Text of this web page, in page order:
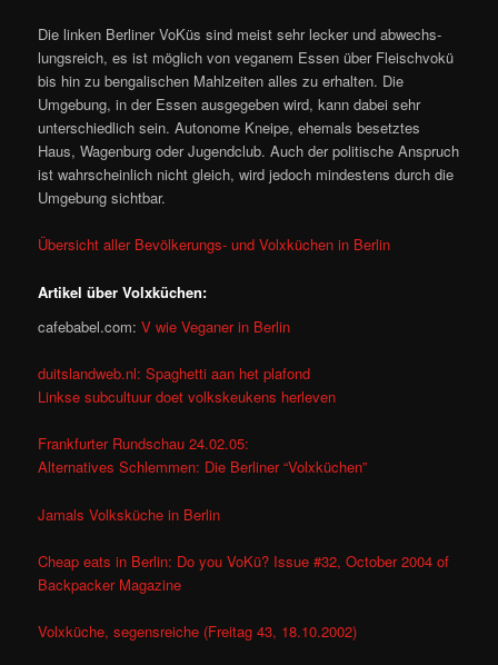
Die linken Berliner VoKüs sind meist sehr lecker und abwechs-
lungsreich, es ist möglich von veganem Essen über Fleischvokü
bis hin zu bengalischen Mahlzeiten alles zu erhalten. Die
Umgebung, in der Essen ausgegeben wird, kann dabei sehr
unterschiedlich sein. Autonome Kneipe, ehemals besetztes
Haus, Wagenburg oder Jugendclub. Auch der politische Anspruch
ist wahrscheinlich nicht gleich, wird jedoch mindestens durch die
Umgebung sichtbar.
Übersicht aller Bevölkerungs- und Volxküchen in Berlin
Artikel über Volxküchen:
cafebabel.com:V wie Veganer in Berlin
duitslandweb.nl: Spaghetti aan het plafond
Linkse subcultuur doet volkskeukens herleven
Frankfurter Rundschau 24.02.05:
Alternatives Schlemmen: Die Berliner “Volxküchen”
Jamals Volksküche in Berlin
Cheap eats in Berlin: Do you VoKü? Issue #32, October 2004 of
Backpacker Magazine
Volxküche, segensreiche (Freitag 43, 18.10.2002)